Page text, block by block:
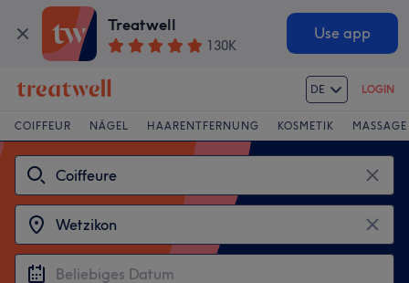
Treatwell
130K
Use app
DE LOGIN
COIFFEUR NÄGEL HAARENTFERNUNG KOSMETIK MASSAGE